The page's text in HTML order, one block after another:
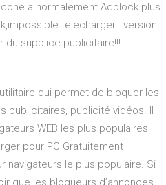
a normalement Adblock plus
telecharger : version
supplice publicitaire!!!
qui permet de bloquer les
publicitaires, publicité vidéos. Il
WEB les plus populaires :
pour PC Gratuitement
navigateurs le plus populaire. Si
que les bloqueurs d’annonces